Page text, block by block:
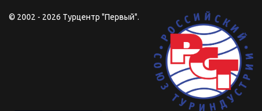
© 2002 - 2026 Турцентр "Первый".